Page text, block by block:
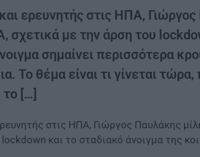
ερευνητής στις ΗΠΑ,
σχετικά με την άρση του
σημαίνει περισσότερα
Το θέμα είναι τι γίνεται
[…]
στις ΗΠΑ, Γιώργος Παυλάκης
και το σταδιακό άνοιγμα της